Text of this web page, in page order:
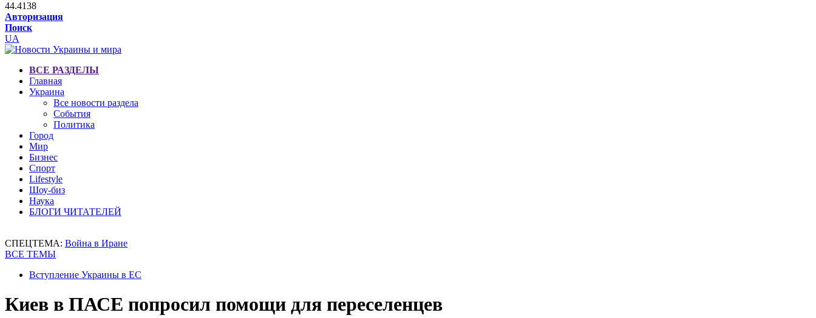
44.4138
Авторизация
Поиск
UA
ВСЕ РАЗДЕЛЫ
Главная
Украина
Все новости раздела
События
Политика
Город
Мир
Бизнес
Спорт
Lifestyle
Шоу-биз
Наука
БЛОГИ ЧИТАТЕЛЕЙ
СПЕЦТЕМА: Война в Иране
ВСЕ ТЕМЫ
Вступление Украины в ЕС
Киев в ПАСЕ попросил помощи для переселенцев